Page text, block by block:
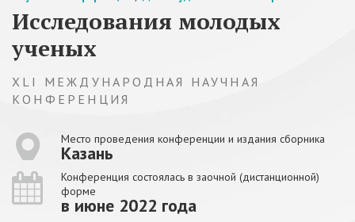
Исследования молодых
ученых
XLI МЕЖДУНАРОДНАЯ НАУЧНАЯ
КОНФЕРЕНЦИЯ
Место проведения конференции и издания сборника
Казань
Конференция состоялась в заочной (дистанционной)
форме
в июне 2022 года